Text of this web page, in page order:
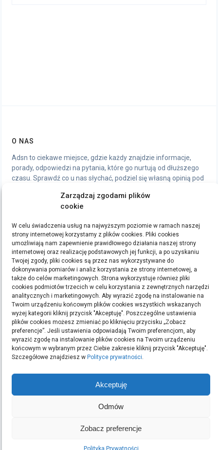
Zarządzaj zgodami plików
cookie
W celu świadczenia usług na najwyższym poziomie w ramach naszej
strony internetowej korzystamy z plików cookies. Pliki cookies
umożliwiają nam zapewnienie prawidłowego działania naszej strony
internetowej oraz realizację podstawowych jej funkcji, a po uzyskaniu
Twojej zgody, pliki cookies są przez nas wykorzystywane do
dokonywania pomiarów i analiz korzystania ze strony internetowej, a
także do celów marketingowych. Strona wykorzystuje również pliki
cookies podmiotów trzecich w celu korzystania z zewnętrznych narzędzi
analitycznych i marketingowych. Aby wyrazić zgodę na instalowanie na
Twoim urządzeniu końcowym plików cookies wszystkich wskazanych
wyżej kategorii kliknij przycisk "Akceptuję". Poszczególne ustawienia
plików cookies możesz zmieniać po kliknięciu przycisku „Zobacz
preferencje”. Jeśli ustawienia odpowiadają Twoim preferencjom, aby
wyrazić zgodę na instalowanie plików cookies na Twoim urządzeniu
końcowym w wybranym przez Ciebie zakresie kliknij przycisk "Akceptuję".
Szczegółowe znajdziesz w Polityce prywatności.
Akceptuję
Odmów
Zobacz preferencje
Polityka Prywatności
O NAS
Adsn to ciekawe miejsce, gdzie każdy znajdzie informacje,
porady, odpowiedzi na pytania, które go nurtują od dłuższego
czasu. Sprawdź co u nas słychać, podziel się własną opinią pod
Polityka Prywatności
ETYKIETY
bieganie filmy handmade kredyt kredyty moda pomysły na prezent ręcznie
robione zakładki do książek rękodzieło sen sklep z rękodziełem sport ubrania
Szukaj:
ARCHIWA
Taxi Nowy Sącz–Tęgoborze–Jezioro Rożnowskie